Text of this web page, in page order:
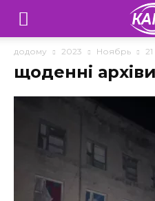
Телебачення
«Капрі»
Донеччини
додому 2023 Ноябрь 21
щоденні